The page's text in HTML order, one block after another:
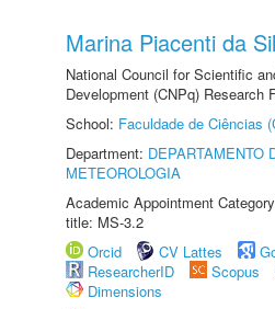
Marina Piacenti da
National Council for Scientific
Development (CNPq) Research
School: Faculdade de Ciências
Department: DEPARTAMENTO
METEOROLOGIA
Academic Appointment
title: MS-3.2
Orcid
CV Lattes
ResearcherID
Scopus
Dimensions